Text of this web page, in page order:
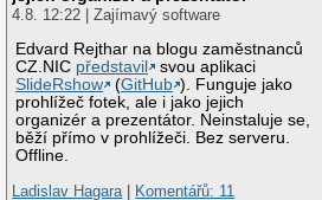
4.8. 12:22 | Zajímavý software
Edvard Rejthar na blogu zaměstnanců
CZ.NIC představil
svou aplikaci
SlideRshow
(GitHub ). Funguje jako
prohlížeč fotek, ale i jako jejich
organizér a prezentátor. Neinstaluje se,
běží přímo v prohlížeči. Bez serveru.
Offline.
Ladislav Hagara | Komentářů: 11